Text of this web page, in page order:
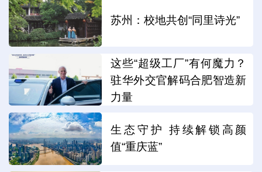
苏州：校地共创“同里诗光”
这些“超级工厂”有何魔力？
驻华外交官解码合肥智造新
力量
生态守护 持续解锁高颜
值“重庆蓝”